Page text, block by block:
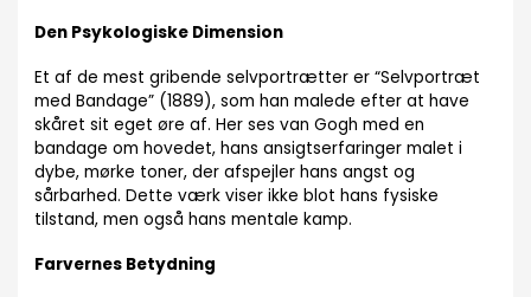
Den Psykologiske Dimension
Et af de mest gribende selvportrætter er “Selvportræt
med Bandage” (1889), som han malede efter at have
skåret sit eget øre af. Her ses van Gogh med en
bandage om hovedet, hans ansigtserfaringer malet i
dybe, mørke toner, der afspejler hans angst og
sårbarhed. Dette værk viser ikke blot hans fysiske
tilstand, men også hans mentale kamp.
Farvernes Betydning